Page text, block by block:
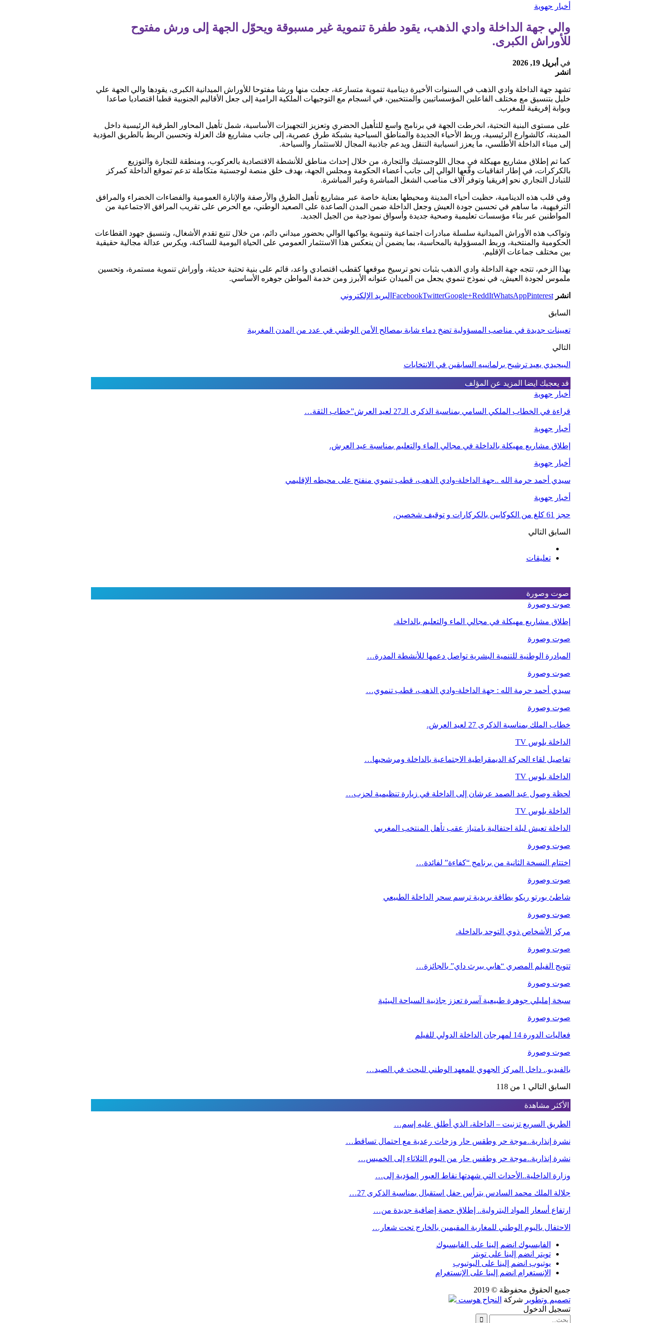
أخبار جهوية
والي جهة الداخلة وادي الذهب، يقود طفرة تنموية غير مسبوقة ويحوّل الجهة إلى ورش مفتوح
للأوراش الكبرى.
في أبريل 19, 2026
انشر
تشهد جهة الداخلة وادي الذهب في السنوات الأخيرة دينامية تنموية متسارعة، جعلت منها ورشا مفتوحا للأوراش الميدانية الكبرى، يقودها والي الجهة علي
خليل بتنسيق مع مختلف الفاعلين المؤسساتيين والمنتخبين، في انسجام مع التوجيهات الملكية الرامية إلى جعل الأقاليم الجنوبية قطبا اقتصاديا صاعدا
وبوابة إفريقية للمغرب.
على مستوى البنية التحتية، انخرطت الجهة في برنامج واسع للتأهيل الحضري وتعزيز التجهيزات الأساسية، شمل تأهيل المحاور الطرقية الرئيسية داخل
المدينة، كالشوارع الرئيسية، وربط الأحياء الجديدة والمناطق السياحية بشبكة طرق عصرية، إلى جانب مشاريع فك العزلة وتحسين الربط بالطريق المؤدية
إلى ميناء الداخلة الأطلسي، ما يعزز انسيابية التنقل ويدعم جاذبية المجال للاستثمار والسياحة.
كما تم إطلاق مشاريع مهيكلة في مجال اللوجستيك والتجارة، من خلال إحداث مناطق للأنشطة الاقتصادية بالعركوب، ومنطقة للتجارة والتوزيع
بالكركرات، في إطار اتفاقيات وقّعها الوالي إلى جانب أعضاء الحكومة ومجلس الجهة، بهدف خلق منصة لوجستية متكاملة تدعم تموقع الداخلة كمركز
للتبادل التجاري نحو إفريقيا وتوفر آلاف مناصب الشغل المباشرة وغير المباشرة.
وفي قلب هذه الدينامية، حظيت أحياء المدينة ومحيطها بعناية خاصة عبر مشاريع تأهيل الطرق والأرصفة والإنارة العمومية والفضاءات الخضراء والمرافق
الترفيهية، ما ساهم في تحسين جودة العيش وجعل الداخلة ضمن المدن الصاعدة على الصعيد الوطني، مع الحرص على تقريب المرافق الاجتماعية من
المواطنين عبر بناء مؤسسات تعليمية وصحية جديدة وأسواق نموذجية من الجيل الجديد.
وتواكب هذه الأوراش الميدانية سلسلة مبادرات اجتماعية وتنموية يواكبها الوالي بحضور ميداني دائم، من خلال تتبع تقدم الأشغال، وتنسيق جهود القطاعات
الحكومية والمنتخبة، وربط المسؤولية بالمحاسبة، بما يضمن أن ينعكس هذا الاستثمار العمومي على الحياة اليومية للساكنة، ويكرس عدالة مجالية حقيقية
بين مختلف جماعات الإقليم.
بهذا الزخم، تتجه جهة الداخلة وادي الذهب بثبات نحو ترسيخ موقعها كقطب اقتصادي واعد، قائم على بنية تحتية حديثة، وأوراش تنموية مستمرة، وتحسين
ملموس لجودة العيش، في نموذج تنموي يجعل من الميدان عنوانه الأبرز ومن خدمة المواطن جوهره الأساسي.
انشر FacebookTwitterGoogle+ReddItWhatsAppPinterest البريد الإلكتروني
السابق
تعيينات جديدة في مناصب المسؤولية تضخ دماء شابة بمصالح الأمن الوطني في عدد من المدن المغربية
التالي
البيجيدي يعيد ترشيح برلمانييه السابقين في الانتخابات
قد يعجبك ايضا المزيد عن المؤلف
أخبار جهوية
قراءة في الخطاب الملكي السامي بمناسبة الذكرى الـ27 لعيد العرش”خطاب الثقة…
أخبار جهوية
إطلاق مشاريع مهيكلة بالداخلة في مجالي الماء والتعليم بمناسبة عيد العرش.
أخبار جهوية
سيدي أحمد حرمة الله ..جهة الداخلة-وادي الذهب، قطب تنموي منفتح على محيطه الإقليمي
أخبار جهوية
حجز 61 كلغ من الكوكايين بالكركارات و توقيف شخصين.
السابق التالي
تعليقات
صوت وصورة
صوت وصورة
إطلاق مشاريع مهيكلة في مجالي الماء والتعليم بالداخلة.
صوت وصورة
المبادرة الوطنية للتنمية البشرية تواصل دعمها للأنشطة المدرة…
صوت وصورة
سيدي أحمد حرمة الله : جهة الداخلة-وادي الذهب، قطب تنموي…
صوت وصورة
خطاب الملك بمناسبة الذكرى 27 لعيد العرش.
الداخلة بلوس TV
تفاصيل لقاء الحركة الديمقراطية الاجتماعية بالداخلة ومرشحيها…
الداخلة بلوس TV
لحظة وصول عبد الصمد عرشان إلى الداخلة في زيارة تنظيمية لحزب…
الداخلة بلوس TV
الداخلة تعيش ليلة احتفالية بامتياز عقب تأهل المنتخب المغربي
صوت وصورة
اختتام النسخة الثانية من برنامج “كفاءة” لفائدة…
صوت وصورة
شاطئ بورتو ريكو بطاقة بريدية ترسم سحر الداخلة الطبيعي
صوت وصورة
مركز الأشخاص ذوي التوحد بالداخلة.
صوت وصورة
تتويج الفيلم المصري “هابي بيرث داي” بالجائزة…
صوت وصورة
سبخة إمليلي جوهرة طبيعية آسرة تعزز جاذبية السياحة البيئية
صوت وصورة
فعاليات الدورة 14 لمهرجان الداخلة الدولي للفيلم
صوت وصورة
بالفيديو.. داخل المركز الجهوي للمعهد الوطني للبحث في الصيد…
السابق التالي 1 من 118
الأكثر مشاهدة
الطريق السريع تزنيت – الداخلة، الذي أطلق عليه إسم…
نشرة إنذارية..موجة حر وطقس حار وزخات رعدية مع احتمال تساقط…
نشرة إنذارية..موجة حر وطقس حار من اليوم الثلاثاء إلى الخميس…
وزارة الداخلية..الأحداث التي شهدتها نقاط العبور المؤدية إلى…
جلالة الملك محمد السادس يترأس حفل استقبال بمناسبة الذكرى 27…
ارتفاع أسعار المواد البترولية.. إطلاق حصة إضافية جديدة من…
الاحتفال باليوم الوطني للمغاربة المقيمين بالخارج تحت شعار…
الفايسبوك انضم إلينا على الفايسبوك
تويتر
انضم إلينا على تويتر
يوتيوب انضم إلينا على اليوتيوب
الإنستغرام انضم إلينا على الإنستغرام
جميع الحقوق محفوظة © 2019
تصميم وتطوير شركة النجاح هوست
تسجيل الدخول